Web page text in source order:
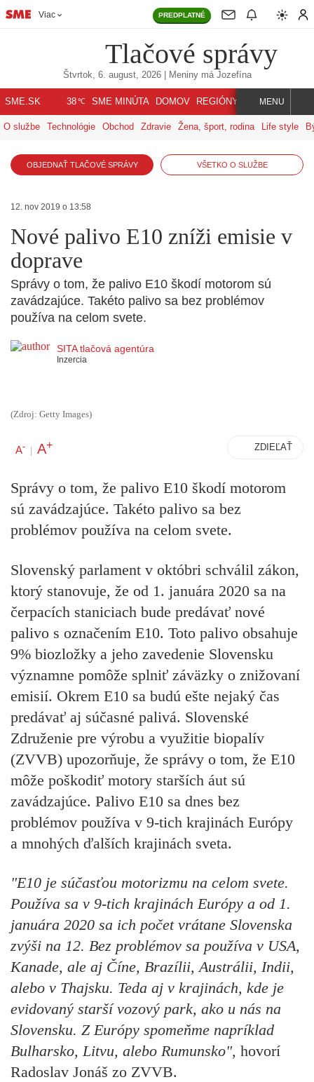
Viac PREDPLATNÉ
Tlačové správy
Štvrtok, 6. august, 2026| Meniny má Jozefína
SME.SK 38℃ SME MINÚTA DOMOV REGIÓNY INDEX SVET
MENU
O službe Technológie Obchod Zdravie Žena, šport, rodina Life style
OBJEDNAŤ TLAČOVÉ SPRÁVY VŠETKO O SLUŽBE
12. nov 2019 o 13:58
Nové palivo E10 zníži emisie v
doprave
Správy o tom, že palivo E10 škodí motorom sú
zavádzajúce. Takéto palivo sa bez problémov
používa na celom svete.
SITA tlačová agentúra
Inzercia
(Zdroj: Getty Images)
A- | A+ ZDIEĽAŤ
Správy o tom, že palivo E10 škodí motorom
sú zavádzajúce. Takéto palivo sa bez
problémov používa na celom svete.
Slovenský parlament v októbri schválil zákon,
ktorý stanovuje, že od 1. januára 2020 sa na
čerpacích staniciach bude predávať nové
palivo s označením E10. Toto palivo obsahuje
9% biozložky a jeho zavedenie Slovensku
významne pomôže splniť záväzky o znižovaní
emisií. Okrem E10 sa budú ešte nejaký čas
predávať aj súčasné palivá. Slovenské
Združenie pre výrobu a využitie biopalív
(ZVVB) upozorňuje, že správy o tom, že E10
môže poškodiť motory starších áut sú
zavádzajúce. Palivo E10 sa dnes bez
problémov používa v 9-tich krajinách Európy
a mnohých ďalších krajinách sveta.
"E10 je súčasťou motorizmu na celom svete.
Používa sa v 9-tich krajinách Európy a od 1.
januára 2020 sa ich počet vrátane Slovenska
zvýši na 12. Bez problémov sa používa v USA,
Kanade, ale aj Číne, Brazílii, Austrálii, Indii,
alebo v Thajsku. Teda aj v krajinách, kde je
evidovaný starší vozový park, ako u nás na
Slovensku. Z Európy spomeňme napríklad
Bulharsko, Litvu, alebo Rumunsko", hovorí
Radoslav Jonáš zo ZVVB.